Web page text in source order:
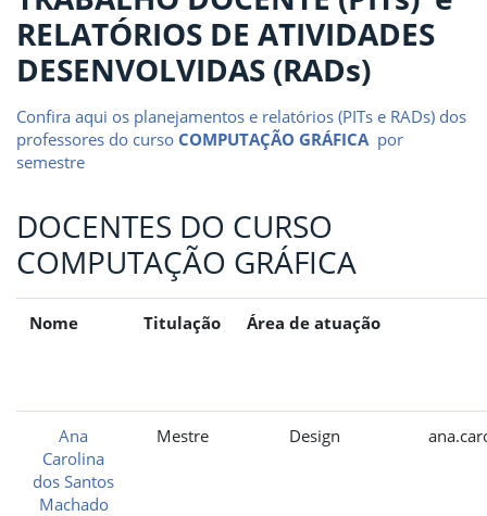
RELATÓRIOS DE ATIVIDADES
DESENVOLVIDAS (RADs)
Confira aqui os planejamentos e relatórios (PITs e RADs) dos
professores do curso COMPUTAÇÃO GRÁFICA por
semestre
DOCENTES DO CURSO
COMPUTAÇÃO GRÁFICA
Nome Titulação Área de atuação
Ana
Carolina
dos Santos
Machado
Mestre Design